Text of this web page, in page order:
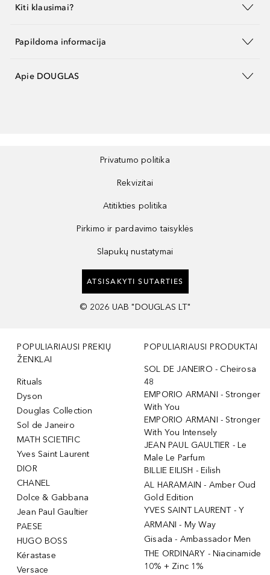
Kiti klausimai?
Papildoma informacija
Apie DOUGLAS
Privatumo politika
Rekvizitai
Atitikties politika
Pirkimo ir pardavimo taisyklės
Slapukų nustatymai
ATSISAKYTI SUTARTIES
© 2026 UAB "DOUGLAS LT"
POPULIARIAUSI PREKIŲ
ŽENKLAI
Rituals
Dyson
Douglas Collection
Sol de Janeiro
MATH SCIETIFIC
Yves Saint Laurent
DIOR
CHANEL
Dolce & Gabbana
Jean Paul Gaultier
PAESE
HUGO BOSS
Kérastase
Versace
POPULIARIAUSI PRODUKTAI
SOL DE JANEIRO - Cheirosa
48
EMPORIO ARMANI - Stronger
With You
EMPORIO ARMANI - Stronger
With You Intensely
JEAN PAUL GAULTIER - Le
Male Le Parfum
BILLIE EILISH - Eilish
AL HARAMAIN - Amber Oud
Gold Edition
YVES SAINT LAURENT - Y
ARMANI - My Way
Gisada - Ambassador Men
THE ORDINARY - Niacinamide
10% + Zinc 1%